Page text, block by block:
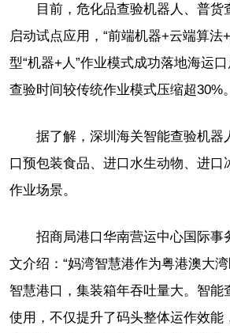
目前，危化品查验机器人、普货
启动试点应用，“前端机器+云端算法
型“机器+人”作业模式成功落地海运
查验时间较传统作业模式压缩超30%。
据了解，深圳海关智能查验机器
口预包装食品、进口水生动物、进口
作业场景。
招商局港口华南营运中心国际事
文介绍：“妈湾智慧港作为粤港澳大
智慧港口，集装箱年吞吐量大。智能
使用，不仅提升了码头整体运作效能